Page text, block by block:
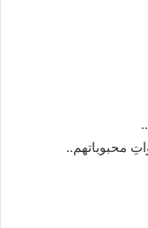
محبوباتهم..